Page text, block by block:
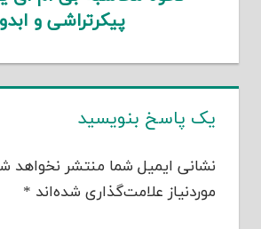
پیکرتراشی و ابدو
یک پاسخ بنویسید
نشانی ایمیل شما منتشر نخواهد
موردنیاز علامت‌گذاری شده‌اند *